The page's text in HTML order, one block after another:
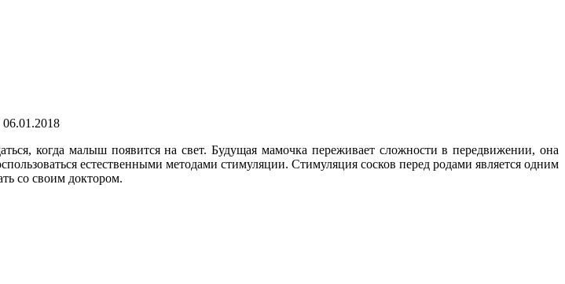
06.01.2018
когда малыш появится на свет. Будущая мамочка переживает сложности в передвижении, она
естественными методами стимуляции. Стимуляция сосков перед родами является одним
со своим доктором.